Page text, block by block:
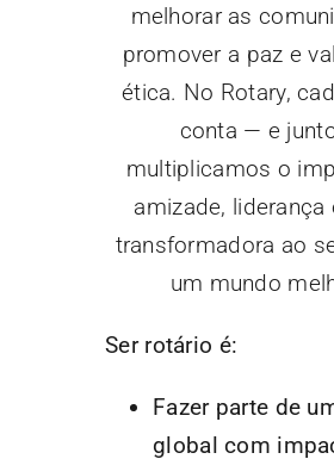
melhorar as
promover a paz e
ética. No Rotary,
conta — e
multiplicamos o
amizade, liderança
transformadora ao
um mundo
Ser rotário é:
Fazer parte de
global com